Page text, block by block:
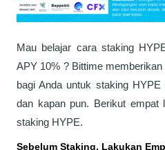
Mau belajar cara staking
APY 10% ? Bittime
bagi Anda untuk staking
dan kapan pun. Berikut empat
staking HYPE.
Sebelum Staking, Lakukan